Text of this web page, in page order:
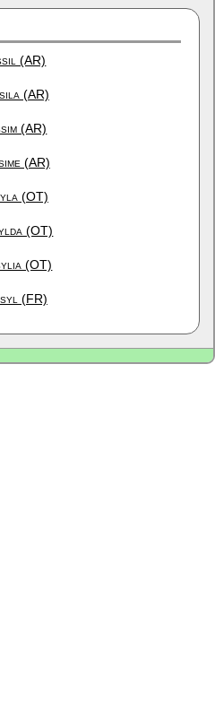
(AR)
(AR)
(AR)
(AR)
(OT)
(OT)
(OT)
(FR)